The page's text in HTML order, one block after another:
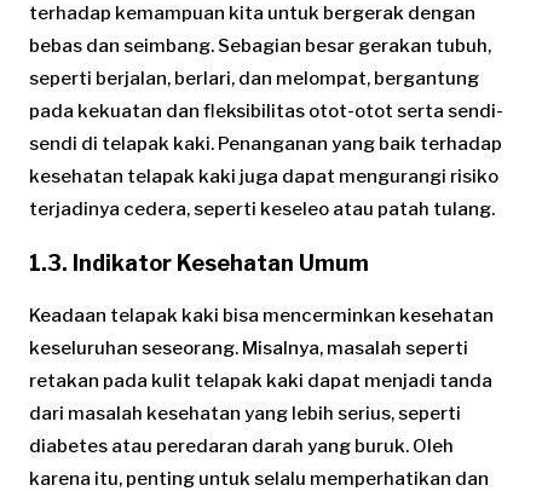
terhadap kemampuan kita untuk bergerak dengan
bebas dan seimbang. Sebagian besar gerakan tubuh,
seperti berjalan, berlari, dan melompat, bergantung
pada kekuatan dan fleksibilitas otot-otot serta sendi-
sendi di telapak kaki. Penanganan yang baik terhadap
kesehatan telapak kaki juga dapat mengurangi risiko
terjadinya cedera, seperti keseleo atau patah tulang.
1.3. Indikator Kesehatan Umum
Keadaan telapak kaki bisa mencerminkan kesehatan
keseluruhan seseorang. Misalnya, masalah seperti
retakan pada kulit telapak kaki dapat menjadi tanda
dari masalah kesehatan yang lebih serius, seperti
diabetes atau peredaran darah yang buruk. Oleh
karena itu, penting untuk selalu memperhatikan dan